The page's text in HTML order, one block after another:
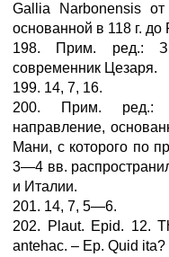
Gallia Narbonensis
основанной в 118 г. до
198. Прим. ред.:
современник Цезаря.
199. 14, 7, 16.
200. Прим. ред.:
направление,
Мани, с которого по
3—4 вв.
и Италии.
201. 14, 7, 5—6.
202. Plaut. Epid. 12.
antehac. – Ep. Quid